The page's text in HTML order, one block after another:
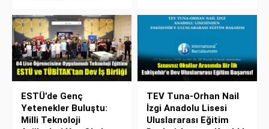
ESTÜ’de Genç
Yetenekler Buluştu:
Milli Teknoloji
TEV Tuna-Orhan Nail
İzgi Anadolu Lisesi
Uluslararası Eğitim